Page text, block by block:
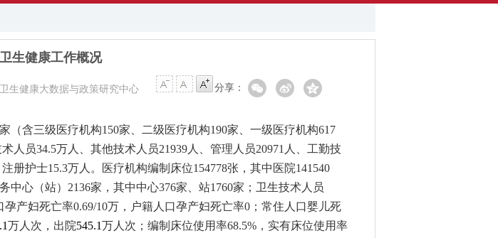
生健康工作概况
生健康大数据与政策研究中心 分享：
家（含三级医疗机构150家、二级医疗机构190家、一级医疗机构617
人员34.5万人、其他技术人员21939 人、管理人员20971 人、工勤技
册护士15.3万人。医疗机构编制床位1 54778张，其中医院141540
中心（站） 2136家，其中中心376家、站1760家；卫生技术人员
孕产妇死亡率0.69/10万，户籍人口孕产妇死亡率0 ；常住人口婴儿死
.1万人次，出院545.1万人次；编制床位使用率68.5%，实有床位使用率